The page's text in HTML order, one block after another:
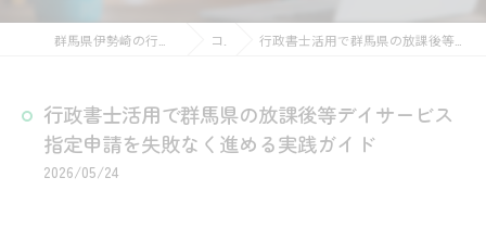
コラム 行政書士活用で群馬県の放課後等デイサービス指定申請を失敗なく進める実践ガイド
行政書士活用で群馬県の放課後等デイサービス
指定申請を失敗なく進める実践ガイド
2026/05/24